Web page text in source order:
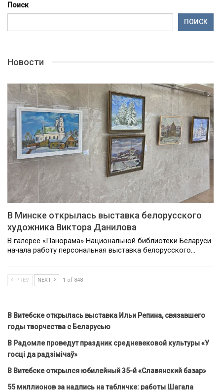
Поиск
ПОИСК
Новости
В Минске открылась выставка белорусского
художника Виктора Данилова
В галерее «Панорама» Национальной библиотеки Беларуси
начала работу персональная выставка белорусского…
PREV NEXT 1 of 848
В Витебске открылась выставка Ильи Репина, связавшего
годы творчества с Беларусью
В Радомле проведут праздник средневековой культуры «У
госці да радзімічаў»
В Витебске открылся юбилейный 35-й «Славянский базар»
55 миллионов за надпись на табличке: работы Шагала